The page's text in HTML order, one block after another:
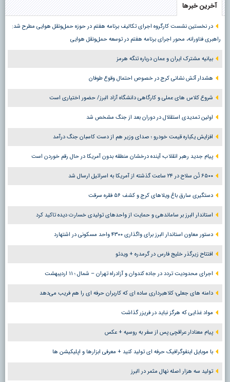
آخرین خبرها
در نخستین نشست کارگروه اجرای تکالیف برنامه هفتم در حوزه حمل‌ونقل هوایی مطرح شد:
راهبری فناورانه، محور اجرای برنامه هفتم در توسعه حمل‌ونقل هوایی
بیانیه مشترک ایران و عمان درباره تنگه هرمز
هشدار آتش نشانی کرج در خصوص احتمال وقوع طوفان
شروع کلاس های عملی و کارگاهی دانشگاه آزاد البرز/ حضور اختیاری است
اولین تمدیدی استقلال در دوران بعد از جنگ مشخص شد
افزایش یکباره قیمت خودرو ؛ صدای وزیر هم از دست کاسبان جنگ درآمد
پیام جدید رهبر انقلاب؛ آینده درخشان منطقه بدون آمریکا در حال رقم خوردن است
۶۵۰۰ تُن سلاح در ۲۴ ساعت گذشته از آمریکا به اسرائیل ارسال شد
دستگیری سارق باغ ویلاهای کرج و کشف ۵۶ فقره سرقت
استاندار البرز بر ساماندهی و حمایت از واحدهای تولیدی خسارت دیده تاکید کرد
دستور معاون استاندار البرز برای واگذاری ۴۳۰۰ واحد مسکونی در اشتهارد
افتتاح زیرگذر خلیج فارس در گرمدره + ویدئو
اجرای محدودیت تردد در جاده کندوان و آزادراه تهران – شمال ؛ ١١ اردیبهشت
دامنه های جعلی؛ کلاهبرداری ساده ای که کاربران حرفه ای را هم فریب می‌دهد
مواد غذایی که هرگز نباید در فریزر گذاشت
پیام معنادار عراقچی پس از سفر به روسیه + عکس
با موبایل اینفوگرافیک حرفه ای تولید کنید + معرفی ابزارها و اپلیکیشن ها
تولید سه هزار اصله نهال مثمر در البرز